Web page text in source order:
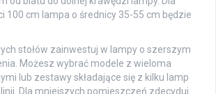
100 cm lampa o średnicy 35-55 cm będzie
stołów zainwestuj w lampy o szerszym
Możesz wybrać modele z wieloma
lub zestawy składające się z kilku lamp
Dla mniejszych pomieszczeń zdecyduj